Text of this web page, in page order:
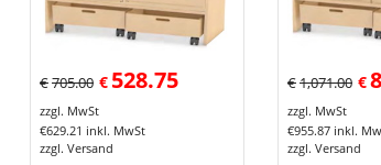
€705.00 € 528.75
zzgl. MwSt
€629.21 inkl. MwSt
zzgl. Versand
€1,071.00 €
zzgl. MwSt
€955.87 inkl.
zzgl. Versand